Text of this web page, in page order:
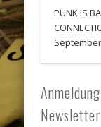
PUNK IS
Anmeldung
Newsletter